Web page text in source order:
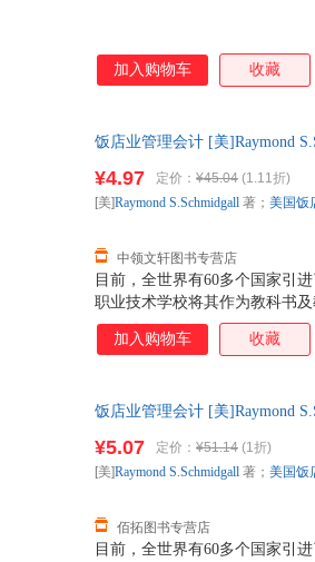
加入购物车 收藏
饭店业管理会计 [美]Raymond
目前，全世界有60多个国家引
职业技术学校将其作为教科书
机构为饭店35个重要岗位颁发
最高的专业等级。中国旅游出
和管理的专业水准。
¥4.97 定价： ¥45.04 (1.11折)
中领文轩图书专营店
[美]Raymond S.Schmidgall 著； 美国饭
加入购物车 收藏
饭店业管理会计 [美]Raymond
目前，全世界有60多个国家引
¥5.07 定价： ¥51.14 (1折)
佰拓图书专营店
[美]Raymond S.Schmidgall 著； 美国饭